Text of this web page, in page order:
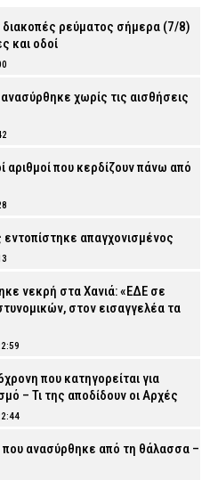
ρεύματος σήμερα (7/8)
και οδοί
χωρίς τις αισθήσεις
αριθμοί που κερδίζουν πάνω από
απαγχονισμένος
νεκρή στα Χανιά: «ΕΔΕ σε
στον εισαγγελέα τα
που κατηγορείται για
– Τι της αποδίδουν οι Αρχές
ανασύρθηκε από τη θάλασσα –